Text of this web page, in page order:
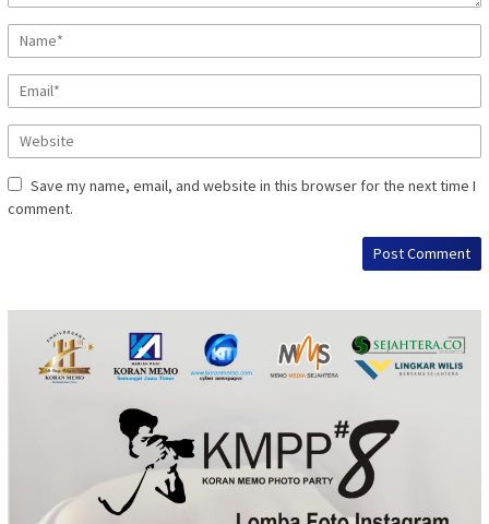
Save my name, email, and website in this browser for the next time I
comment.